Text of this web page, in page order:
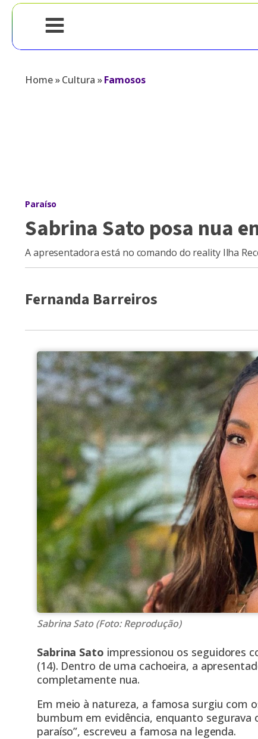
Home»Cultura »Famosos
Paraíso
Sabrina Sato posa nua
A apresentadora está no comando do reality Ilha
Fernanda Barreiros
Sabrina Sato (Foto: Reprodução)
Sabrina Sato impressionou os seguidores
(14). Dentro de uma cachoeira, a
completamente nua.
Em meio à natureza, a famosa surgiu com
bumbum em evidência, enquanto segurava
paraíso”, escreveu a famosa na legenda.